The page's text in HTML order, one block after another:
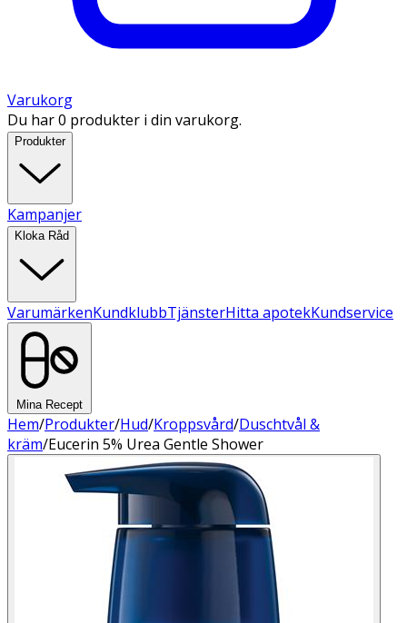
Varukorg
Du har 0 produkter i din varukorg.
Produkter
Kampanjer
Kloka Råd
VarumärkenKundklubbTjänsterHitta apotekKundservice
Mina Recept
Hem/Produkter/Hud/Kroppsvård/Duschtvål &
kräm/Eucerin 5% Urea Gentle Shower